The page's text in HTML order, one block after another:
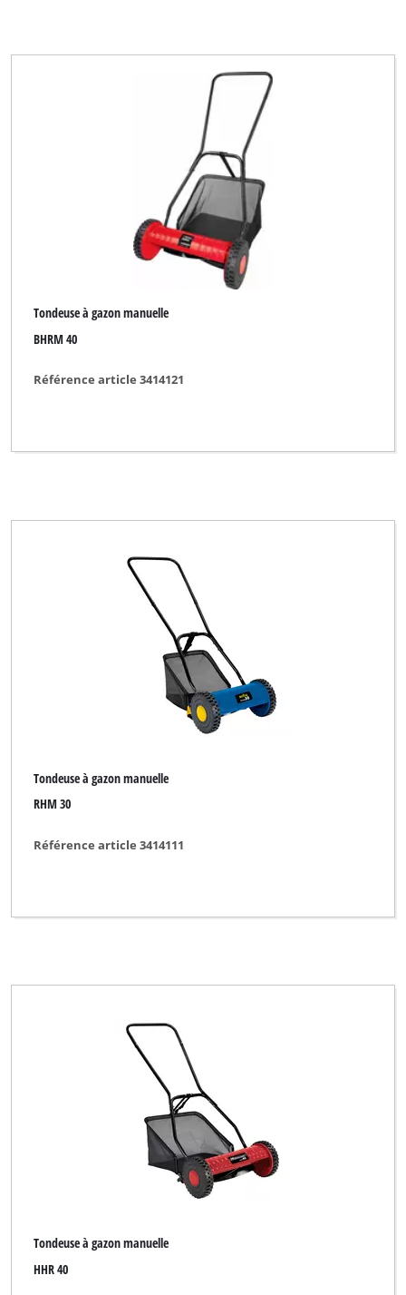
Tondeuse à gazon manuelle
BHRM 40
Référence article 3414121
Tondeuse à gazon manuelle
RHM 30
Référence article 3414111
Tondeuse à gazon manuelle
HHR 40